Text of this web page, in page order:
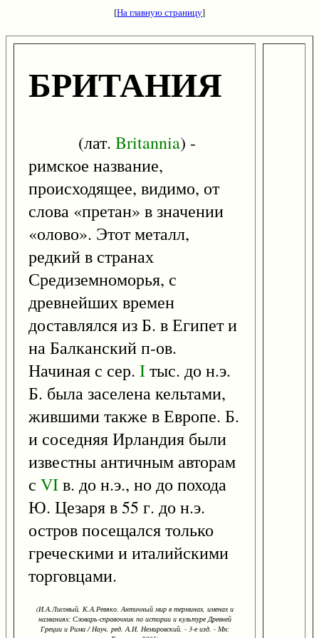
[На главную страницу]
БРИТАНИЯ
(лат. Britannia) -
римское название,
происходящее, видимо, от
слова «претан» в значении
«олово». Этот металл,
редкий в странах
Средиземноморья, с
древнейших времен
доставлялся из Б. в Египет и
на Балканский п-ов.
Начиная с сер. Iтыс. до н.э.
Б. была заселена кельтами,
жившими также в Европе. Б.
и соседняя Ирландия были
известны античным авторам
с VIв. до н.э., но до похода
Ю. Цезаря в 55 г. до н.э.
остров посещался только
греческими и италийскими
торговцами.
(И.А.Лисовый, К.А.Ревяко. Античный мир в терминах, именах и
названиях: Словарь-справочник по истории и культуре Древней
Греции и Рима / Науч. ред. А.И. Немировский. - 3-е изд. - Мн: